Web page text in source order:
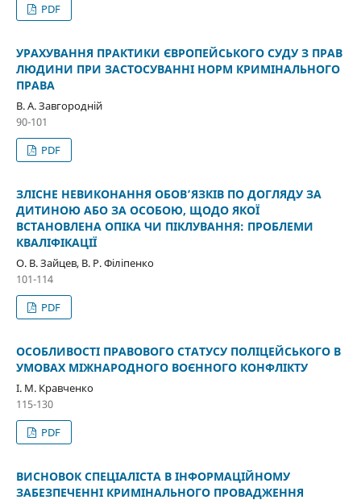
PDF
УРАХУВАННЯ ПРАКТИКИ ЄВРОПЕЙСЬКОГО СУДУ З ПРАВ
ЛЮДИНИ ПРИ ЗАСТОСУВАННІ НОРМ КРИМІНАЛЬНОГО
ПРАВА
В. А. Завгородній
90-101
PDF
ЗЛІСНЕ НЕВИКОНАННЯ ОБОВ’ЯЗКІВ ПО ДОГЛЯДУ ЗА
ДИТИНОЮ АБО ЗА ОСОБОЮ, ЩОДО ЯКОЇ
ВСТАНОВЛЕНА ОПІКА ЧИ ПІКЛУВАННЯ: ПРОБЛЕМИ
КВАЛІФІКАЦІЇ
О. В. Зайцев, В. Р. Філіпенко
101-114
PDF
ОСОБЛИВОСТІ ПРАВОВОГО СТАТУСУ ПОЛІЦЕЙСЬКОГО В
УМОВАХ МІЖНАРОДНОГО ВОЄННОГО КОНФЛІКТУ
І. М. Кравченко
115-130
PDF
ВИСНОВОК СПЕЦІАЛІСТА В ІНФОРМАЦІЙНОМУ
ЗАБЕЗПЕЧЕННІ КРИМІНАЛЬНОГО ПРОВАДЖЕННЯ